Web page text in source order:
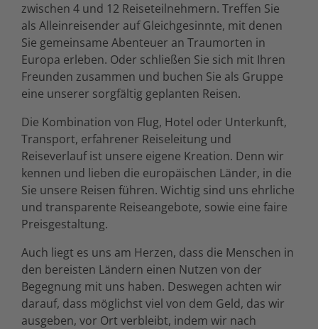
zwischen 4 und 12 Reiseteilnehmern. Treffen Sie
als Alleinreisender auf Gleichgesinnte, mit denen
Sie gemeinsame Abenteuer an Traumorten in
Europa erleben. Oder schließen Sie sich mit Ihren
Freunden zusammen und buchen Sie als Gruppe
eine unserer sorgfältig geplanten Reisen.
Die Kombination von Flug, Hotel oder Unterkunft,
Transport, erfahrener Reiseleitung und
Reiseverlauf ist unsere eigene Kreation. Denn wir
kennen und lieben die europäischen Länder, in die
Sie unsere Reisen führen. Wichtig sind uns ehrliche
und transparente Reiseangebote, sowie eine faire
Preisgestaltung.
Auch liegt es uns am Herzen, dass die Menschen in
den bereisten Ländern einen Nutzen von der
Begegnung mit uns haben. Deswegen achten wir
darauf, dass möglichst viel von dem Geld, das wir
ausgeben, vor Ort verbleibt, indem wir nach